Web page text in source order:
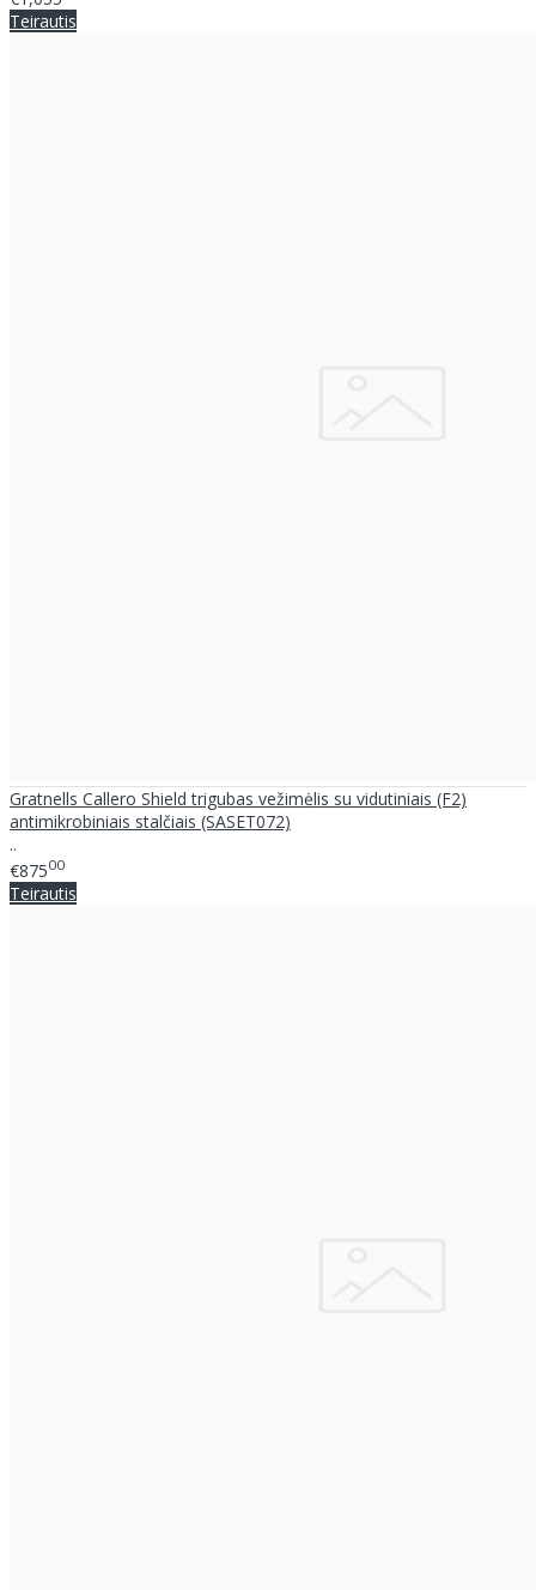
Teirautis
Gratnells Callero Shield trigubas vežimėlis su vidutiniais (F2)
antimikrobiniais stalčiais (SASET072)
..
€87500
Teirautis